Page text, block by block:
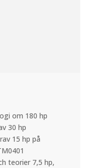
om 180 hp
30 hp
15 hp på
teorier 7,5 hp,